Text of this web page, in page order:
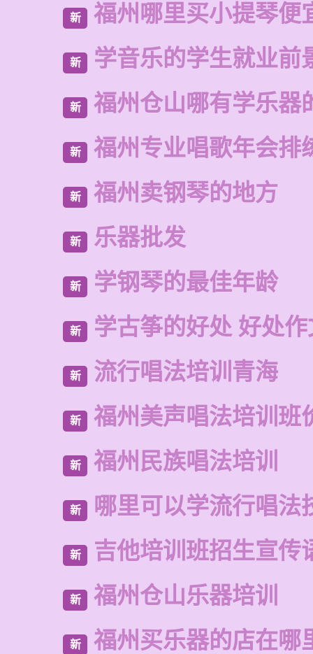
新 福州哪里买小提琴便
新 学音乐的学生就业前
新 福州仓山哪有学乐器
新 福州专业唱歌年会排
新 福州卖钢琴的地方
新 乐器批发
新 学钢琴的最佳年龄
新 学古筝的好处 好处作
新 流行唱法培训青海
新 福州美声唱法培训班
新 福州民族唱法培训
新 哪里可以学流行唱法
新 吉他培训班招生宣传
新 福州仓山乐器培训
新 福州买乐器的店在哪